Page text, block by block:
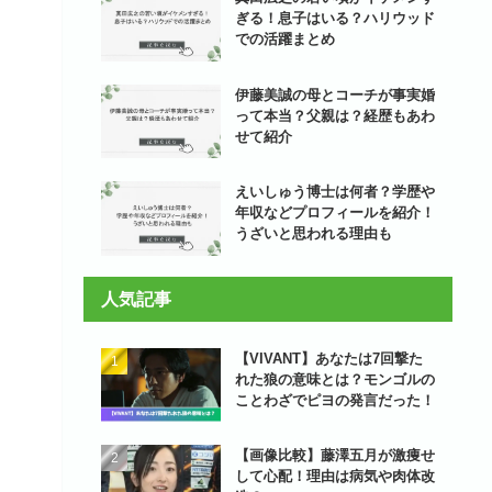
ぎる！息子はいる？ハリウッド
での活躍まとめ
伊藤美誠の母とコーチが事実婚
って本当？父親は？経歴もあわ
せて紹介
えいしゅう博士は何者？学歴や
年収などプロフィールを紹介！
うざいと思われる理由も
人気記事
【VIVANT】あなたは7回撃た
れた狼の意味とは？モンゴルの
ことわざでピヨの発言だった！
【画像比較】藤澤五月が激痩せ
して心配！理由は病気や肉体改